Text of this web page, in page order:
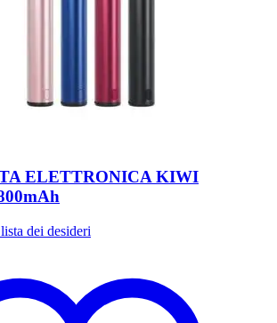
ELETTRONICA KIWI
dei desideri